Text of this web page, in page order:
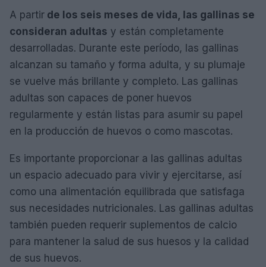
A partir de los seis meses de vida, las gallinas se
consideran adultas y están completamente
desarrolladas. Durante este período, las gallinas
alcanzan su tamaño y forma adulta, y su plumaje
se vuelve más brillante y completo. Las gallinas
adultas son capaces de poner huevos
regularmente y están listas para asumir su papel
en la producción de huevos o como mascotas.
Es importante proporcionar a las gallinas adultas
un espacio adecuado para vivir y ejercitarse, así
como una alimentación equilibrada que satisfaga
sus necesidades nutricionales. Las gallinas adultas
también pueden requerir suplementos de calcio
para mantener la salud de sus huesos y la calidad
de sus huevos.